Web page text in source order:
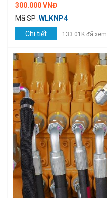
300.000 VNĐ
Mã SP :WLKNP4
Chi tiết
133.01K đã xem